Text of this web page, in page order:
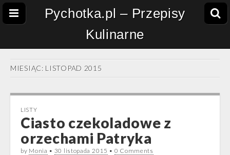
Pychotka.pl – Przepisy
Kulinarne
MIESIĄC: LISTOPAD 2015
LISTY
Ciasto czekoladowe z
orzechami Patryka
by Monia • 30 listopada 2015 • 0 Comments